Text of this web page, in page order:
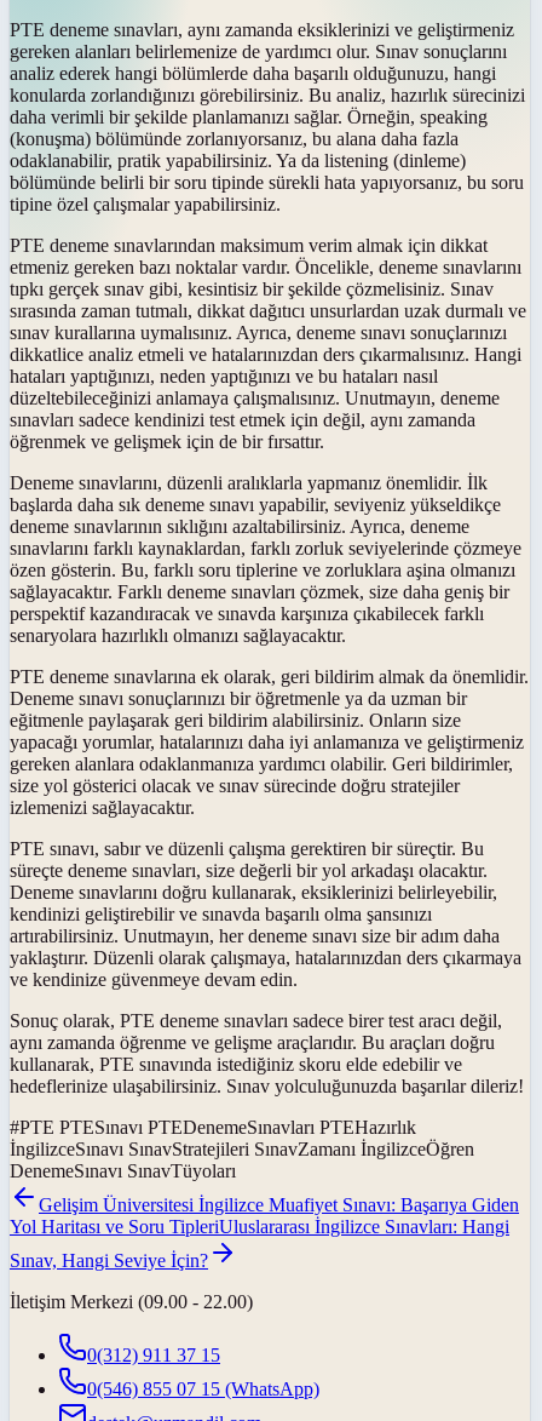
PTE deneme sınavları, aynı zamanda eksiklerinizi ve geliştirmeniz
gereken alanları belirlemenize de yardımcı olur. Sınav sonuçlarını
analiz ederek hangi bölümlerde daha başarılı olduğunuzu, hangi
konularda zorlandığınızı görebilirsiniz. Bu analiz, hazırlık sürecinizi
daha verimli bir şekilde planlamanızı sağlar. Örneğin, speaking
(konuşma) bölümünde zorlanıyorsanız, bu alana daha fazla
odaklanabilir, pratik yapabilirsiniz. Ya da listening (dinleme)
bölümünde belirli bir soru tipinde sürekli hata yapıyorsanız, bu soru
tipine özel çalışmalar yapabilirsiniz.
PTE deneme sınavlarından maksimum verim almak için dikkat
etmeniz gereken bazı noktalar vardır. Öncelikle, deneme sınavlarını
tıpkı gerçek sınav gibi, kesintisiz bir şekilde çözmelisiniz. Sınav
sırasında zaman tutmalı, dikkat dağıtıcı unsurlardan uzak durmalı ve
sınav kurallarına uymalısınız. Ayrıca, deneme sınavı sonuçlarınızı
dikkatlice analiz etmeli ve hatalarınızdan ders çıkarmalısınız. Hangi
hataları yaptığınızı, neden yaptığınızı ve bu hataları nasıl
düzeltebileceğinizi anlamaya çalışmalısınız. Unutmayın, deneme
sınavları sadece kendinizi test etmek için değil, aynı zamanda
öğrenmek ve gelişmek için de bir fırsattır.
Deneme sınavlarını, düzenli aralıklarla yapmanız önemlidir. İlk
başlarda daha sık deneme sınavı yapabilir, seviyeniz yükseldikçe
deneme sınavlarının sıklığını azaltabilirsiniz. Ayrıca, deneme
sınavlarını farklı kaynaklardan, farklı zorluk seviyelerinde çözmeye
özen gösterin. Bu, farklı soru tiplerine ve zorluklara aşina olmanızı
sağlayacaktır. Farklı deneme sınavları çözmek, size daha geniş bir
perspektif kazandıracak ve sınavda karşınıza çıkabilecek farklı
senaryolara hazırlıklı olmanızı sağlayacaktır.
PTE deneme sınavlarına ek olarak, geri bildirim almak da önemlidir.
Deneme sınavı sonuçlarınızı bir öğretmenle ya da uzman bir
eğitmenle paylaşarak geri bildirim alabilirsiniz. Onların size
yapacağı yorumlar, hatalarınızı daha iyi anlamanıza ve geliştirmeniz
gereken alanlara odaklanmanıza yardımcı olabilir. Geri bildirimler,
size yol gösterici olacak ve sınav sürecinde doğru stratejiler
izlemenizi sağlayacaktır.
PTE sınavı, sabır ve düzenli çalışma gerektiren bir süreçtir. Bu
süreçte deneme sınavları, size değerli bir yol arkadaşı olacaktır.
Deneme sınavlarını doğru kullanarak, eksiklerinizi belirleyebilir,
kendinizi geliştirebilir ve sınavda başarılı olma şansınızı
artırabilirsiniz. Unutmayın, her deneme sınavı size bir adım daha
yaklaştırır. Düzenli olarak çalışmaya, hatalarınızdan ders çıkarmaya
ve kendinize güvenmeye devam edin.
Sonuç olarak, PTE deneme sınavları sadece birer test aracı değil,
aynı zamanda öğrenme ve gelişme araçlarıdır. Bu araçları doğru
kullanarak, PTE sınavında istediğiniz skoru elde edebilir ve
hedeflerinize ulaşabilirsiniz. Sınav yolculuğunuzda başarılar dileriz!
#PTE PTESınavı PTEDenemeSınavları PTEHazırlık
İngilizceSınavı SınavStratejileri SınavZamanı İngilizceÖğren
DenemeSınavı SınavTüyoları
Gelişim Üniversitesi İngilizce Muafiyet Sınavı: Başarıya Giden
Yol Haritası ve Soru TipleriUluslararası İngilizce Sınavları: Hangi
Sınav, Hangi Seviye İçin?
İletişim Merkezi (09.00 - 22.00)
0(312) 911 37 15
0(546) 855 07 15 (WhatsApp)